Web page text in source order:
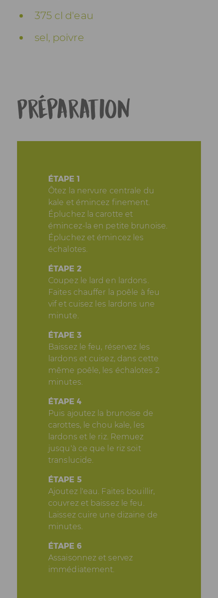
375 cl d'eau
sel, poivre
Préparation
ÉTAPE 1
Ôtez la nervure centrale du
kale et émincez finement.
Épluchez la carotte et
émincez-la en petite brunoise.
Épluchez et émincez les
échalotes.
ÉTAPE 2
Coupez le lard en lardons.
Faites chauffer la poêle à feu
vif et cuisez les lardons une
minute.
ÉTAPE 3
Baissez le feu, réservez les
lardons et cuisez, dans cette
même poêle, les échalotes 2
minutes.
ÉTAPE 4
Puis ajoutez la brunoise de
carottes, le chou kale, les
lardons et le riz. Remuez
jusqu'à ce que le riz soit
translucide.
ÉTAPE 5
Ajoutez l'eau. Faites bouillir,
couvrez et baissez le feu.
Laissez cuire une dizaine de
minutes.
ÉTAPE 6
Assaisonnez et servez
immédiatement.